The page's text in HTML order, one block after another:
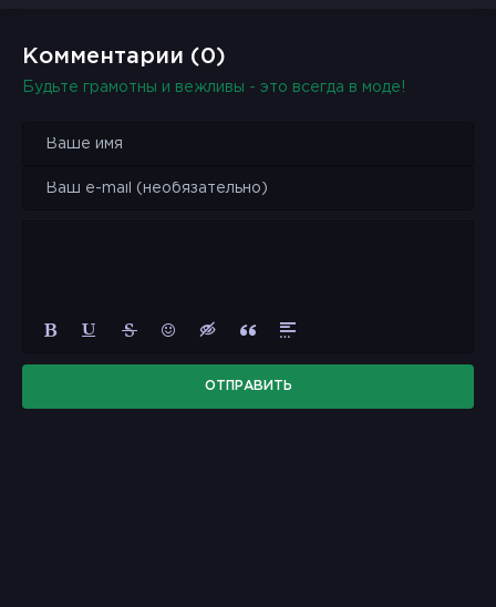
Комментарии (0)
Будьте грамотны и вежливы - это всегда в моде!
ОТПРАВИТЬ